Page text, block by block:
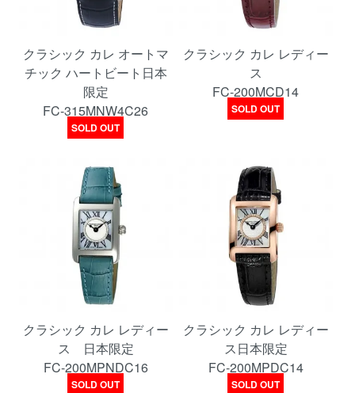
クラシック カレ オートマ
チック ハートビート日本
限定
FC-315MNW4C26
SOLD OUT
クラシック カレ レディー
ス
FC-200MCD14
SOLD OUT
クラシック カレ レディー
ス 日本限定
FC-200MPNDC16
SOLD OUT
クラシック カレ レディー
ス日本限定
FC-200MPDC14
SOLD OUT